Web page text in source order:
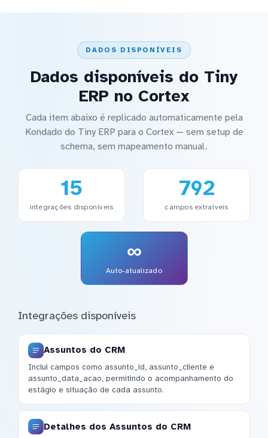
DADOS DISPONÍVEIS
Dados disponíveis do Tiny
ERP no Cortex
Cada item abaixo é replicado automaticamente pela
Kondado do Tiny ERP para o Cortex — sem setup de
schema, sem mapeamento manual.
15
integrações disponíveis
792
campos extraíveis
∞
Auto-atualizado
Integrações disponíveis
Assuntos do CRM
Inclui campos como assunto_id, assunto_cliente e
assunto_data_acao, permitindo o acompanhamento do
estágio e situação de cada assunto.
Detalhes dos Assuntos do CRM